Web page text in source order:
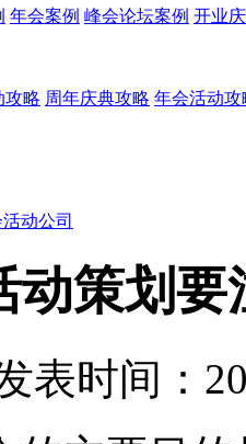
年会案例 峰会论坛案例 开业
攻略 周年庆典攻略 年会活动攻
动公司
动策划
表时间：